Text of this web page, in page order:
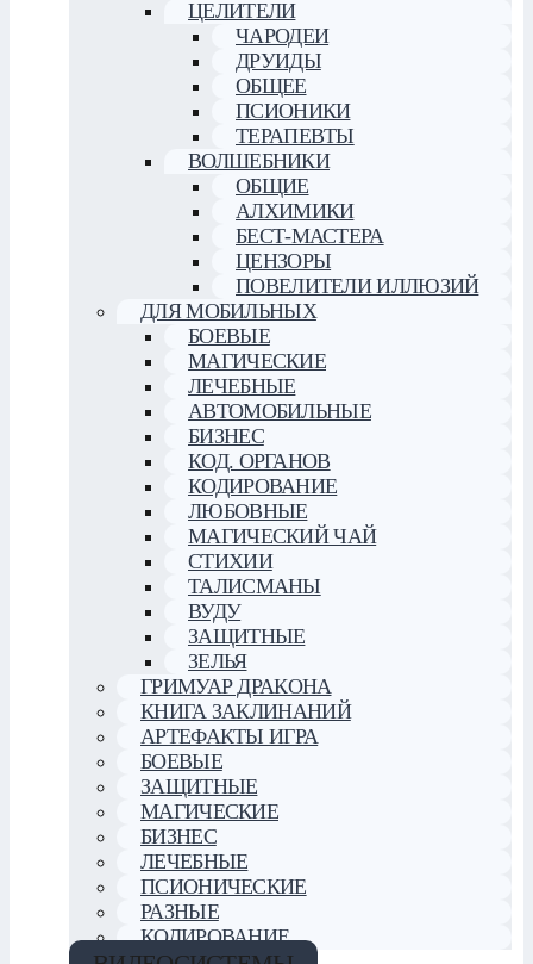
ЦЕЛИТЕЛИ
ЧАРОДЕИ
ДРУИДЫ
ОБЩЕЕ
ПСИОНИКИ
ТЕРАПЕВТЫ
ВОЛШЕБНИКИ
ОБЩИЕ
АЛХИМИКИ
БЕСТ-МАСТЕРА
ЦЕНЗОРЫ
ПОВЕЛИТЕЛИ ИЛЛЮЗИЙ
ДЛЯ МОБИЛЬНЫХ
БОЕВЫЕ
МАГИЧЕСКИЕ
ЛЕЧЕБНЫЕ
АВТОМОБИЛЬНЫЕ
БИЗНЕС
КОД. ОРГАНОВ
КОДИРОВАНИЕ
ЛЮБОВНЫЕ
МАГИЧЕСКИЙ ЧАЙ
СТИХИИ
ТАЛИСМАНЫ
ВУДУ
ЗАЩИТНЫЕ
ЗЕЛЬЯ
ГРИМУАР ДРАКОНА
КНИГА ЗАКЛИНАНИЙ
АРТЕФАКТЫ ИГРА
БОЕВЫЕ
ЗАЩИТНЫЕ
МАГИЧЕСКИЕ
БИЗНЕС
ЛЕЧЕБНЫЕ
ПСИОНИЧЕСКИЕ
РАЗНЫЕ
КОДИРОВАНИЕ